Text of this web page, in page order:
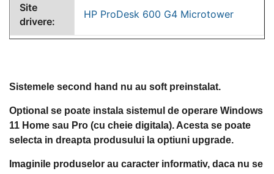
Site
drivere:
HP ProDesk 600 G4 Microtower
Sistemele second hand nu au soft preinstalat.
Optional se poate instala sistemul de operare Windows
11 Home sau Pro (cu cheie digitala). Acesta se poate
selecta in dreapta produsului la optiuni upgrade.
Imaginile produselor au caracter informativ, daca nu se